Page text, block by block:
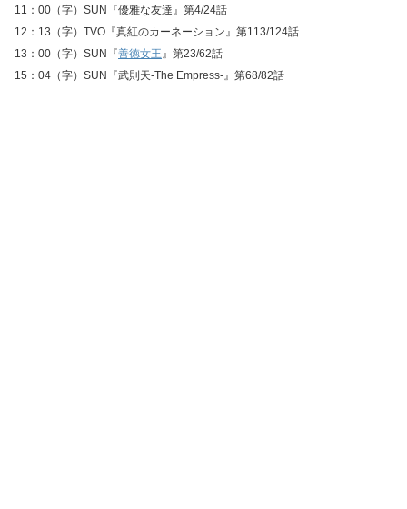
11：00（字）SUN『優雅な友達』第4/24話
12：13（字）TVO『真紅のカーネーション』第113/124話
13：00（字）SUN『善徳女王』第23/62話
15：04（字）SUN『武則天‐The Empress‐』第68/82話